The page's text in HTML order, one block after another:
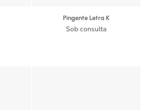
Pingente Letra K
Sob consulta